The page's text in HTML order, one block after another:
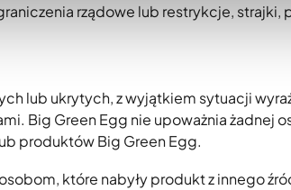
rządowe lub restrykcje,
lub ukrytych, z wyjątkiem sytuacji
Big Green Egg nie upoważnia
produktów Big Green Egg.
które nabyły produkt z innego